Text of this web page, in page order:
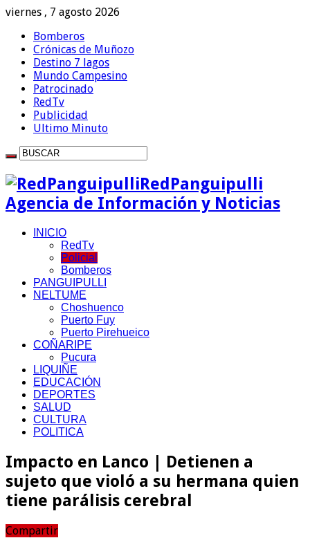
viernes , 7 agosto 2026
Bomberos
Crónicas de Muñozo
Destino 7 lagos
Mundo Campesino
Patrocinado
RedTv
Publicidad
Ultimo Minuto
RedPanguipulli
Agencia de Información y Noticias
INICIO
RedTv
Policial
Bomberos
PANGUIPULLI
NELTUME
Choshuenco
Puerto Fuy
Puerto Pirehueico
COÑARIPE
Pucura
LIQUIÑE
EDUCACIÓN
DEPORTES
SALUD
CULTURA
POLITICA
Impacto en Lanco | Detienen a
sujeto que violó a su hermana quien
tiene parálisis cerebral
Compartir